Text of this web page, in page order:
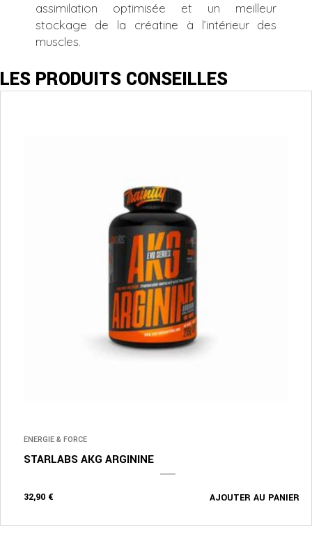
assimilation optimisée et un meilleur
stockage de la créatine à l’intérieur des
muscles.
LES PRODUITS CONSEILLES
AJOUTER AU PANIER
ENERGIE & FORCE
STARLABS AKG ARGININE
32,90 €